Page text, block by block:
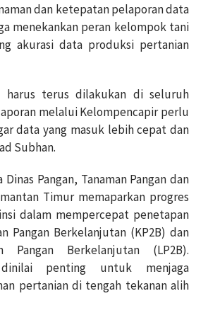
dan ketepatan pelaporan data
menekankan peran kelompok tani
akurasi data produksi pertanian
harus terus dilakukan di seluruh
melalui Kelompencapir perlu
data yang masuk lebih cepat dan
Subhan.
Pangan, Tanaman Pangan dan
Timur memaparkan progres
dalam mempercepat penetapan
Pangan Berkelanjutan (KP2B) dan
Pangan Berkelanjutan (LP2B).
penting untuk menjaga
pertanian di tengah tekanan alih